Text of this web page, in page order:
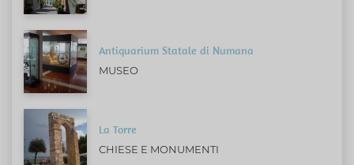
Antiquarium Statale di Numana
MUSEO
La Torre
CHIESE E MONUMENTI